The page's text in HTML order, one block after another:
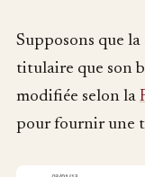
Supposons que
titulaire que son
modifiée selon la
pour fournir une